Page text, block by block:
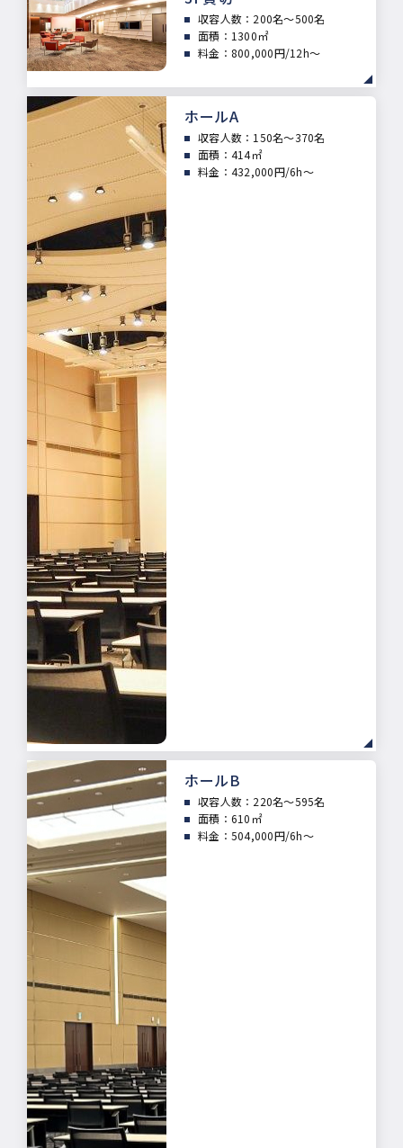
収容人数：200名～500名
面積： 1300㎡
料金：800,000円/12h～
ホールA
収容人数：150名～370名
面積： 414㎡
料金：432,000円/6h～
ホールB
収容人数：220名～595名
面積： 610㎡
料金：504,000円/6h～